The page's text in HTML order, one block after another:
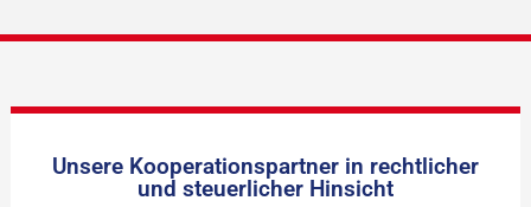
Unsere Kooperationspartner in rechtlicher
und steuerlicher Hinsicht